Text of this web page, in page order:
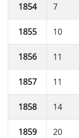
1854 7
1855 10
1856 11
1857 11
1858 14
1859 20